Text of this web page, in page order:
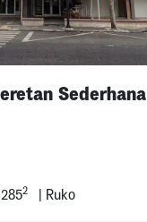
Sederhana
2852 | Ruko